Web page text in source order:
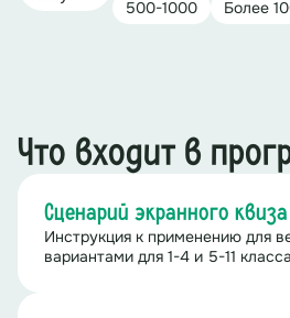
500-1000
Более
Что входит в
Сценарий экранного квиза
Инструкция к применению для
вариантами для 1-4 и 5-11 класса